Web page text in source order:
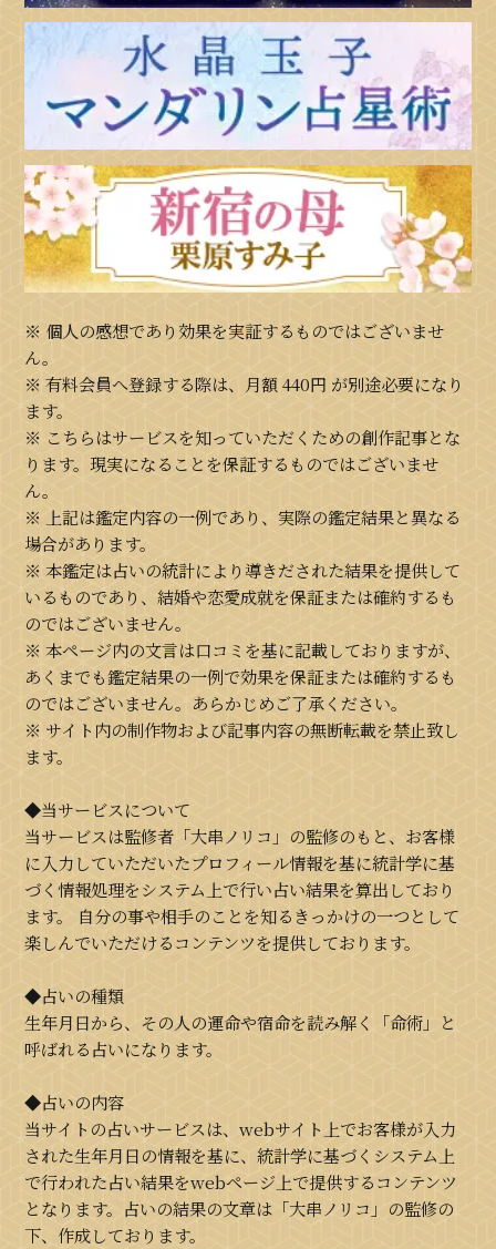
※ 個人の感想であり効果を実証するものではございませ
ん。
※ 有料会員へ登録する際は、月額440円 が別途必要になり
ます。
※ こちらはサービスを知っていただくための創作記事とな
ります。現実になることを保証するものではございませ
ん。
※ 上記は鑑定内容の一例であり、実際の鑑定結果と異なる
場合があります。
※ 本鑑定は占いの統計により導きだされた結果を提供して
いるものであり、結婚や恋愛成就を保証または確約するも
のではございません。
※ 本ページ内の文言は口コミを基に記載しておりますが、
あくまでも鑑定結果の一例で効果を保証または確約するも
のではございません。あらかじめご了承ください。
※ サイト内の制作物および記事内容の無断転載を禁止致し
ます。
◆当サービスについて
当サービスは監修者「大串ノリコ」の監修のもと、お客様
に入力していただいたプロフィール情報を基に統計学に基
づく情報処理をシステム上で行い占い結果を算出しており
ます。 自分の事や相手のことを知るきっかけの一つとして
楽しんでいただけるコンテンツを提供しております。
◆占いの種類
生年月日から、その人の運命や宿命を読み解く「命術」と
呼ばれる占いになります。
◆占いの内容
当サイトの占いサービスは、webサイト上でお客様が入力
された生年月日の情報を基に、統計学に基づくシステム上
で行われた占い結果をwebページ上で提供するコンテンツ
となります。占いの結果の文章は「大串ノリコ」の監修の
下、作成しております。